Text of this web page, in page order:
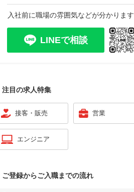
入社前に職場の雰囲気などが分かります
LINEで相談
注目の求人特集
接客・販売 営業
エンジニア
ご登録からご入職までの流れ